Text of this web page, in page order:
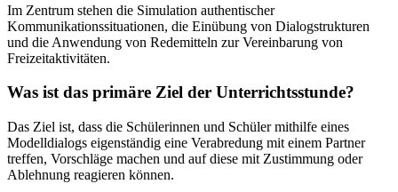
Im Zentrum stehen die Simulation authentischer
Kommunikationssituationen, die Einübung von Dialogstrukturen
und die Anwendung von Redemitteln zur Vereinbarung von
Freizeitaktivitäten.
Was ist das primäre Ziel der Unterrichtsstunde?
Das Ziel ist, dass die Schülerinnen und Schüler mithilfe eines
Modelldialogs eigenständig eine Verabredung mit einem Partner
treffen, Vorschläge machen und auf diese mit Zustimmung oder
Ablehnung reagieren können.